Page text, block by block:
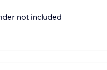
not included